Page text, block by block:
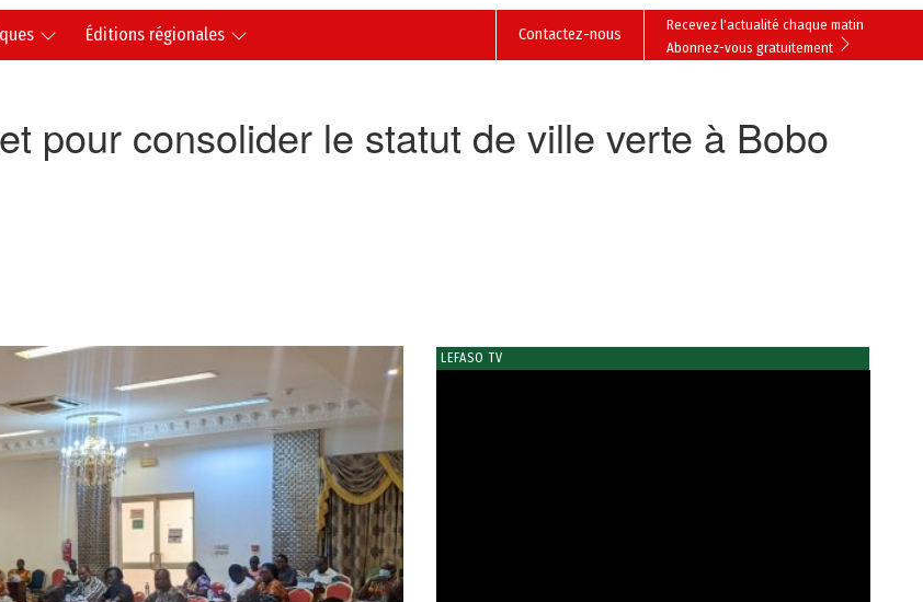
Éditions régionales
Recevez l'actualité chaque matin
Abonnez-vous gratuitement
Contactez-nous
pour consolider le statut de ville verte à Bobo
LEFASO TV